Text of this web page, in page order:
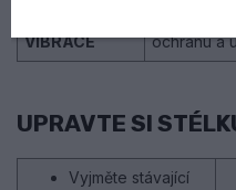
VIBRACE
ochranu a
UPRAVTE SI
Vyjměte stávající